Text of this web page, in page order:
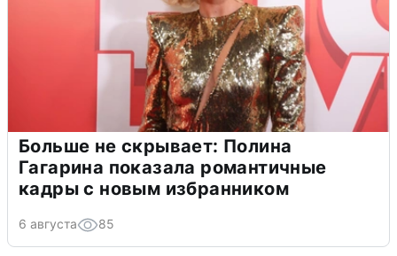
Больше не скрывает: Полина
Гагарина показала романтичные
кадры с новым избранником
6 августа 85